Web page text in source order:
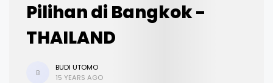
Pilihan di Bangkok -
THAILAND
B
BUDI UTOMO
15 YEARS AGO